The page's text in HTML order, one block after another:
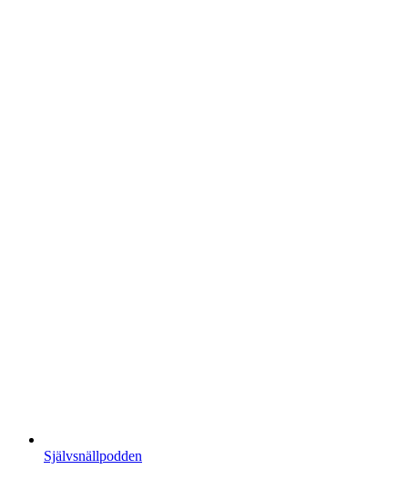
Självsnällpodden